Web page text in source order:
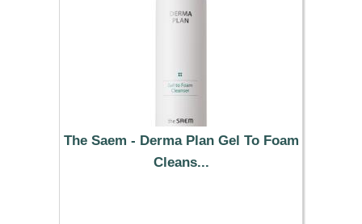
The Saem - Derma Plan Gel To Foam
Cleans...